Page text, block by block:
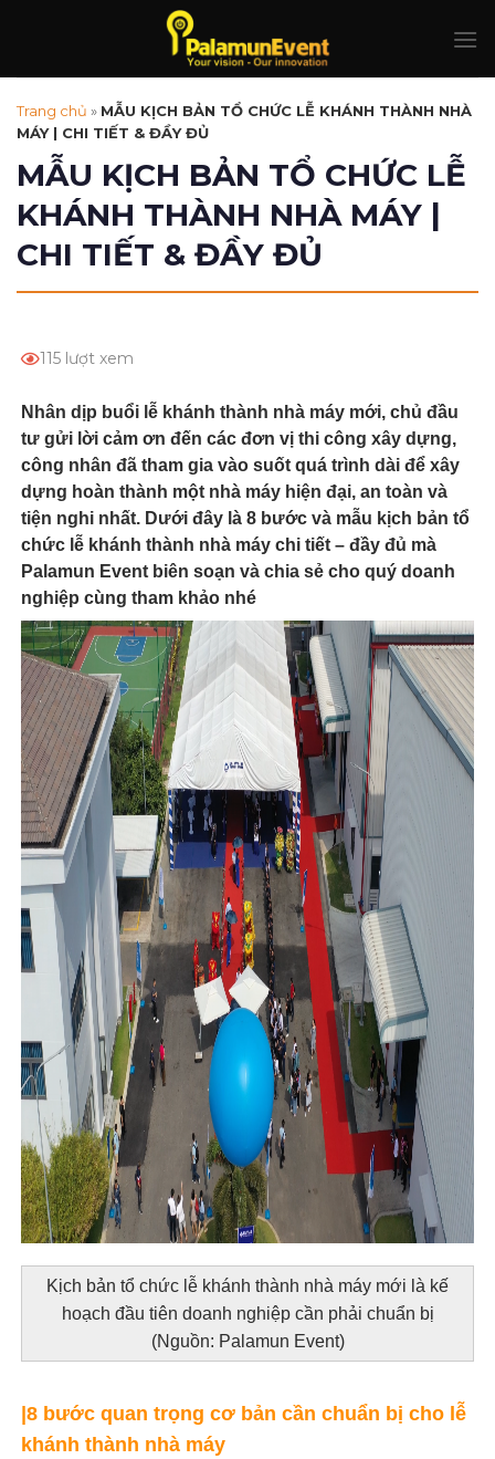
Trang chủ » MẪU KỊCH BẢN TỔ CHỨC LỄ KHÁNH THÀNH NHÀ
MÁY | CHI TIẾT & ĐẦY ĐỦ
MẪU KỊCH BẢN TỔ CHỨC LỄ
KHÁNH THÀNH NHÀ MÁY |
CHI TIẾT & ĐẦY ĐỦ
115 lượt xem
Nhân dịp buổi lễ khánh thành nhà máy mới, chủ đầu
tư gửi lời cảm ơn đến các đơn vị thi công xây dựng,
công nhân đã tham gia vào suốt quá trình dài để xây
dựng hoàn thành một nhà máy hiện đại, an toàn và
tiện nghi nhất. Dưới đây là 8 bước và mẫu kịch bản tổ
chức lễ khánh thành nhà máy chi tiết – đầy đủ mà
Palamun Event biên soạn và chia sẻ cho quý doanh
nghiệp cùng tham khảo nhé
Kịch bản tổ chức lễ khánh thành nhà máy mới là kế
hoạch đầu tiên doanh nghiệp cần phải chuẩn bị
(Nguồn: Palamun Event)
|8 bước quan trọng cơ bản cần chuẩn bị cho lễ
khánh thành nhà máy